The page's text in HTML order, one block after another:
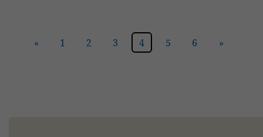
« 1 2 3 4 5 6 »